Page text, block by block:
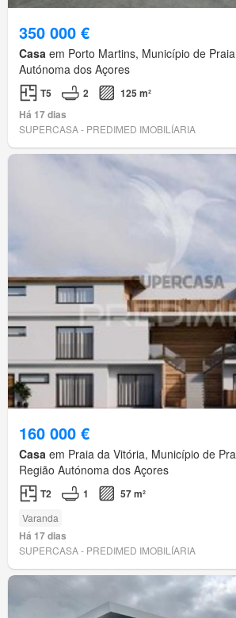
350 000 €
Casa em Porto Martins, Município de
Autónoma dos Açores
T5 2
125 m²
Há 17 dias
SUPERCASA - PREDIMED IMOBILÍARIA
160 000 €
Casa em Praia da Vitória, Município de
Região Autónoma dos Açores
T2 1 57 m²
Varanda
Há 17 dias
SUPERCASA - PREDIMED IMOBILÍARIA